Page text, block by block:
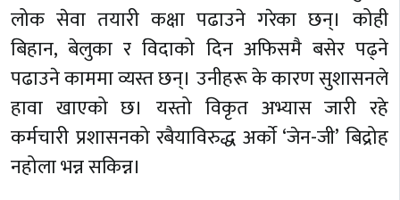
लोक सेवा तयारी कक्षा पढाउने गरेका छन्। कोही
बिहान, बेलुका र विदाको दिन अफिसमै बसेर पढ्ने
पढाउने काममा व्यस्त छन्। उनीहरू के कारण सुशासनले
हावा खाएको छ। यस्तो विकृत अभ्यास जारी रहे
कर्मचारी प्रशासनको रबैयाविरुद्ध अर्काे ‘जेन-जी’ बिद्रोह
नहोला भन्न सकिन्न।